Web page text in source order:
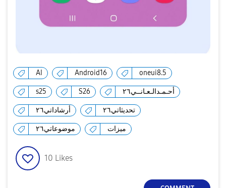
AI Android16 oneui8.5
s25 S26 أحـمـدالـعـانــي٢٦
أرشاداتي٢٦ تحديثاتي٢٦
موضوعاتي٢٦ ميزات
10 Likes